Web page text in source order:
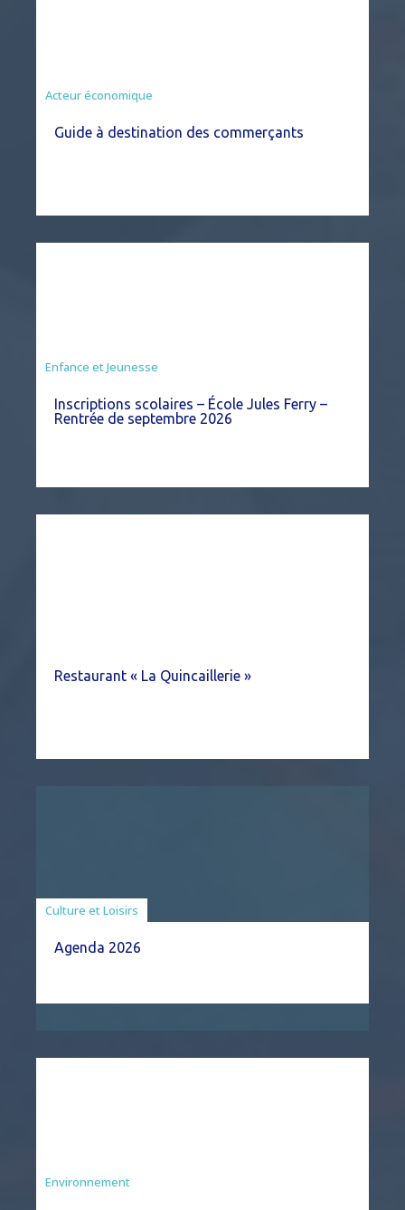
Acteur économique
Guide à destination des commerçants
Enfance et Jeunesse
Inscriptions scolaires – École Jules Ferry –
Rentrée de septembre 2026
Restaurant « La Quincaillerie »
Associations
Culture et Loisirs
Agenda 2026
Environnement